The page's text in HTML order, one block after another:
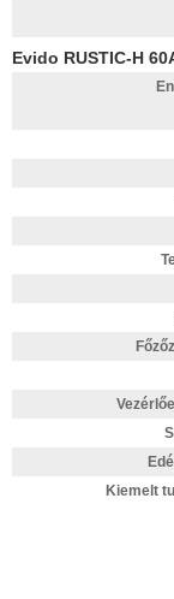
Evido RUSTIC-H
Kiemelt